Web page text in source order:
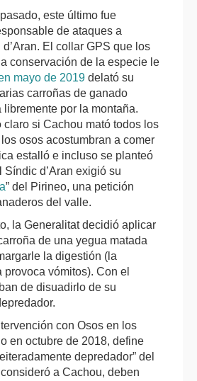
este último fue
de ataques a
El collar GPS que los
conservación de la especie le
mayo de 2019 delató su
carroñas de ganado
por la montaña.
si Cachou mató todos los
osos acostumbran a comer
estalló e incluso se planteó
Síndic d’Aran exigió su
” del Pirineo, una petición
del valle.
la Generalitat decidió aplicar
de una yegua matada
la digestión (la
vómitos). Con el
de disuadirlo de su
con Osos en los
en octubre de 2018, define
depredador” del
a Cachou, deben